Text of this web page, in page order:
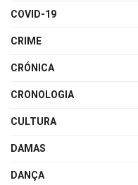
COVID-19
CRIME
CRÓNICA
CRONOLOGIA
CULTURA
DAMAS
DANÇA